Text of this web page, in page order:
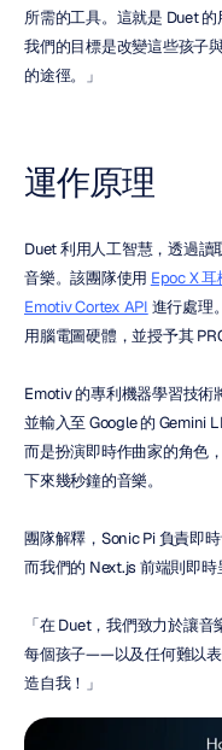
所需的工具。這就是 Duet
我們的目標是改變這些孩子
的途徑。」
運作原理
Duet 利用人工智慧，透過
音樂。該團隊使用 Epoc X 耳
Emotiv Cortex API 進行處理
用腦電圖硬體，並授予其
Emotiv 的專利機器學習技術
並輸入至 Google 的 Gemini
而是扮演即時作曲家的角色
下來幾秒鐘的音樂。
團隊解釋，Sonic Pi 負責即
而我們的 Next.js 前端則即時
「在 Duet，我們致力於讓
每個孩子——以及任何難以
造自我！」